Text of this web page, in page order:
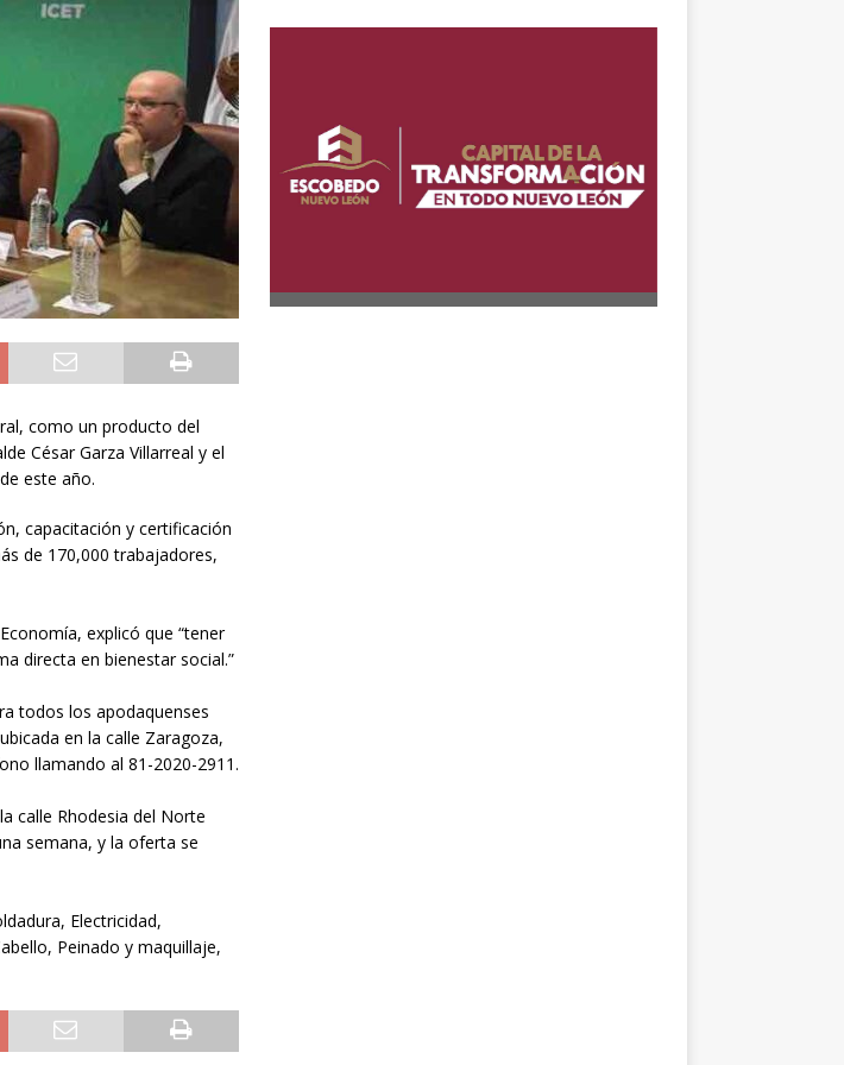
como un producto del
César Garza Villarreal y el
este año.
capacitación y certificación
de 170,000 trabajadores,
explicó que “tener
directa en bienestar social.”
todos los apodaquenses
en la calle Zaragoza,
llamando al 81-2020-2911.
calle Rhodesia del Norte
semana, y la oferta se
Electricidad,
Peinado y maquillaje,